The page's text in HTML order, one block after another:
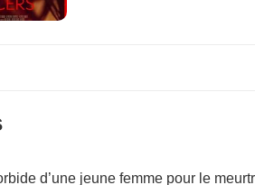
d’une jeune femme pour le